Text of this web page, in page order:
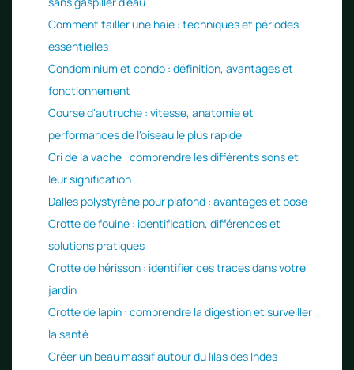
Comment tailler une haie : techniques et périodes
essentielles
Condominium et condo : définition, avantages et
fonctionnement
Course d'autruche : vitesse, anatomie et
performances de l'oiseau le plus rapide
Cri de la vache : comprendre les différents sons et
leur signification
Dalles polystyrène pour plafond : avantages et pose
Crotte de fouine : identification, différences et
solutions pratiques
Crotte de hérisson : identifier ces traces dans votre
jardin
Crotte de lapin : comprendre la digestion et surveiller
la santé
Créer un beau massif autour du lilas des Indes